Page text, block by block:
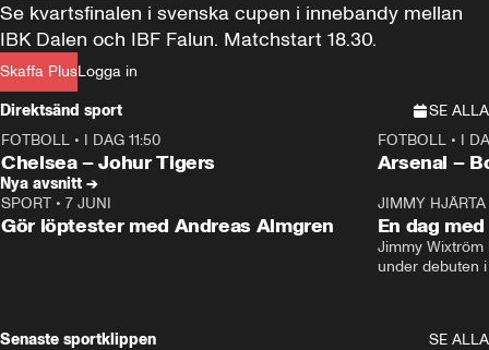
Skaffa PlusLogga in
Se kvartsfinalen i svenska cupen i innebandy mellan
IBK Dalen och IBF Falun. Matchstart 18.30.
Direktsänd sport
SE ALLA
Plus
FOTBOLL • I DAG 11:50
Chelsea – Johur Tigers
Plus
FOTBOLL• I
Arsenal –
Nya avsnitt →
SPORT • 7 JUNI
Gör löptester med Andreas Almgren
JIMMY
En dag
Jimmy
under debuten
Senaste sportklippen
SE ALLA